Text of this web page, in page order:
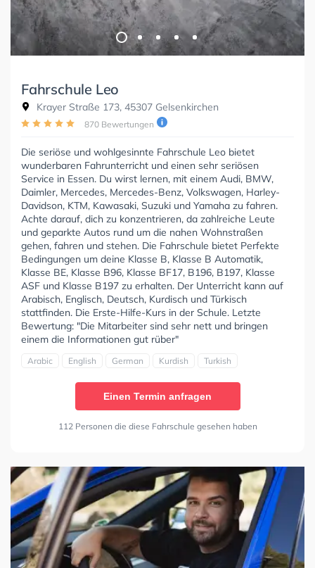
Fahrschule Leo
Krayer Straße 173, 45307 Gelsenkirchen
870 Bewertungen
Die seriöse und wohlgesinnte Fahrschule Leo bietet
wunderbaren Fahrunterricht und einen sehr seriösen
Service in Essen. Du wirst lernen, mit einem Audi, BMW,
Daimler, Mercedes, Mercedes-Benz, Volkswagen, Harley-
Davidson, KTM, Kawasaki, Suzuki und Yamaha zu fahren.
Achte darauf, dich zu konzentrieren, da zahlreiche Leute
und geparkte Autos rund um die nahen Wohnstraßen
gehen, fahren und stehen. Die Fahrschule bietet Perfekte
Bedingungen um deine Klasse B, Klasse B Automatik,
Klasse BE, Klasse B96, Klasse BF17, B196, B197, Klasse
ASF und Klasse B197 zu erhalten. Der Unterricht kann auf
Arabisch, Englisch, Deutsch, Kurdisch und Türkisch
stattfinden. Die Erste-Hilfe-Kurs in der Schule. Letzte
Bewertung: "Die Mitarbeiter sind sehr nett und bringen
einem die Informationen gut rüber"
Arabic English German Kurdish Turkish
Einen Termin anfragen
112 Personen die diese Fahrschule gesehen haben